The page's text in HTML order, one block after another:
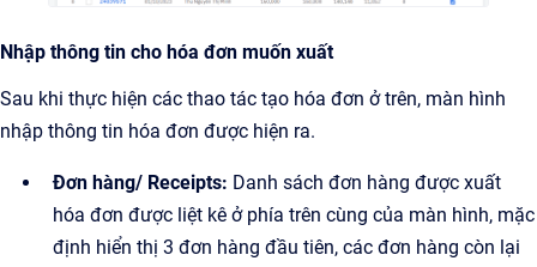
Nhập thông tin cho hóa đơn muốn xuất
Sau khi thực hiện các thao tác tạo hóa đơn ở trên, màn hình
nhập thông tin hóa đơn được hiện ra.
Đơn hàng/ Receipts: Danh sách đơn hàng được xuất
hóa đơn được liệt kê ở phía trên cùng của màn hình, mặc
định hiển thị 3 đơn hàng đầu tiên, các đơn hàng còn lại